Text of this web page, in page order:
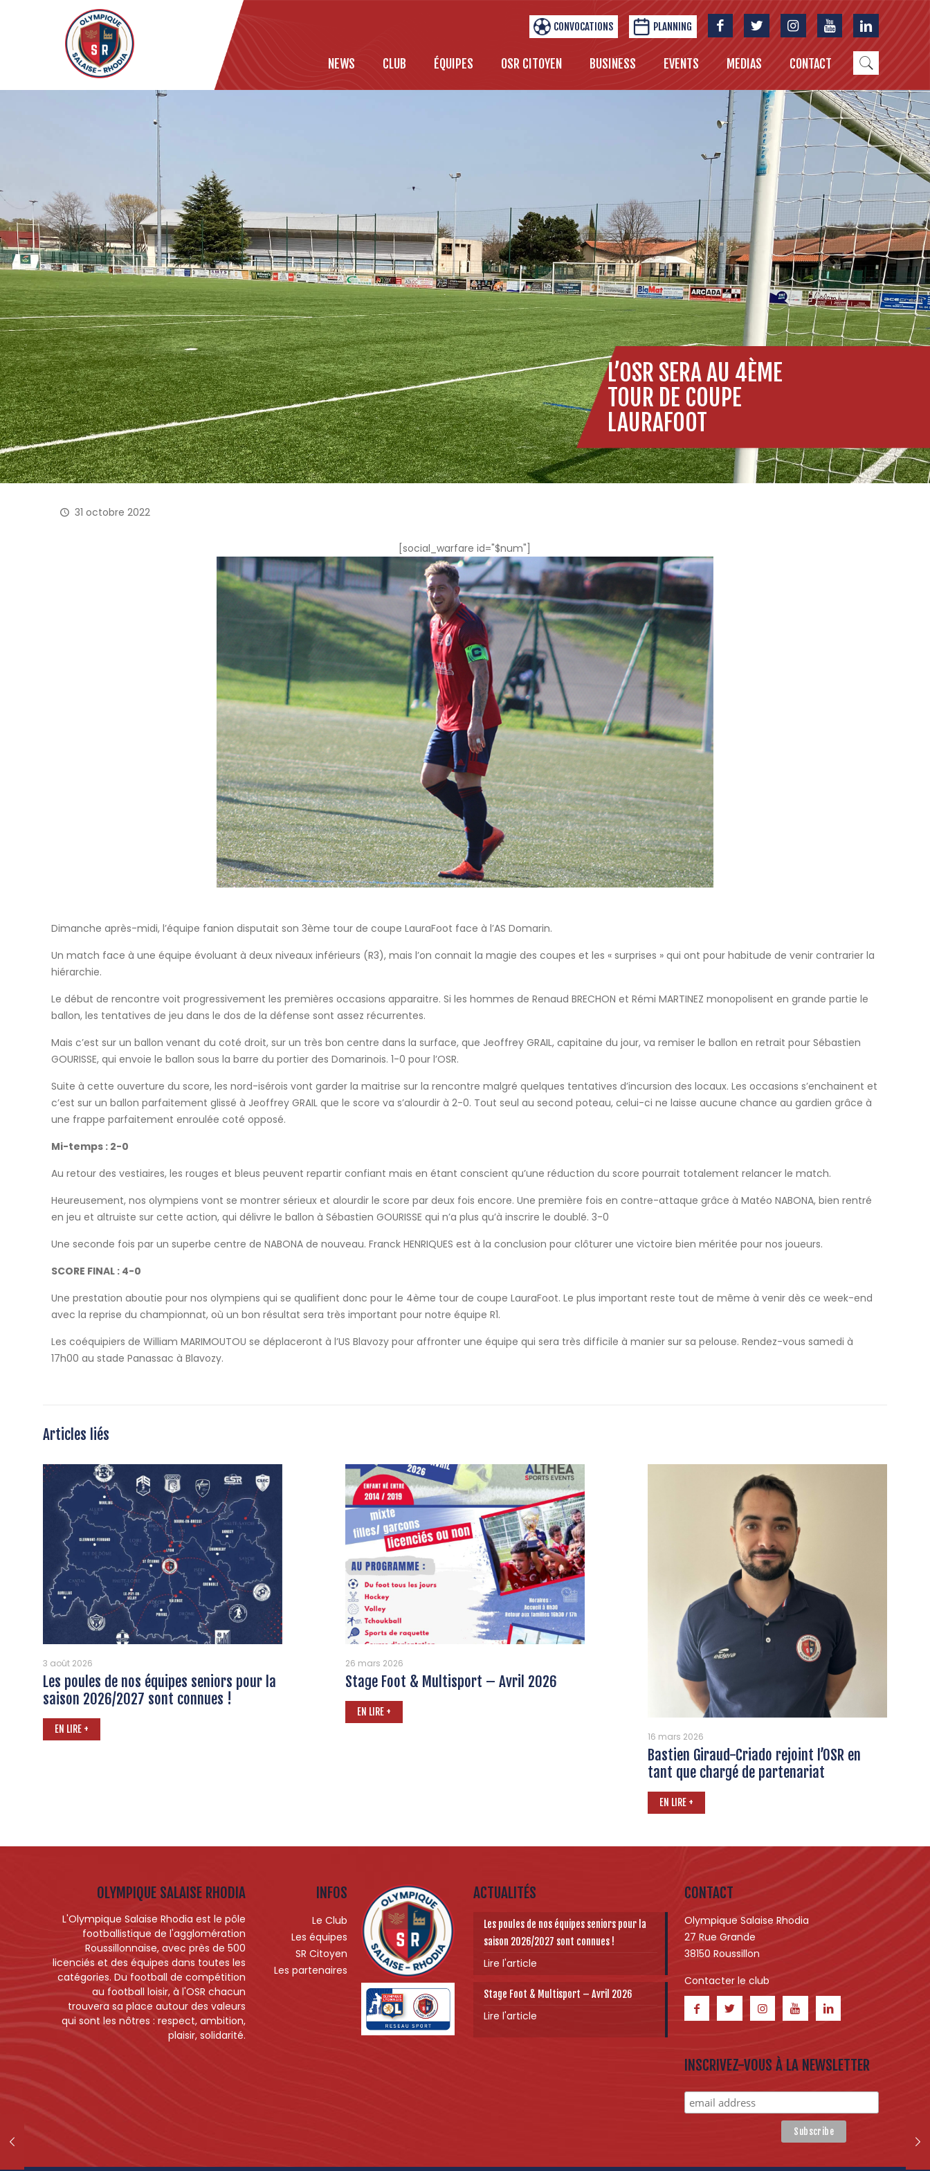
CONVOCATIONS PLANNING
NEWS CLUB ÉQUIPES OSR CITOYEN BUSINESS EVENTS MEDIAS CONTACT
L’OSR SERA AU 4ÈME
TOUR DE COUPE
LAURAFOOT
31 octobre 2022
[social_warfare id="$num"]
Dimanche après-midi, l’équipe fanion disputait son 3ème tour de coupe LauraFoot face à l’AS Domarin.
Un match face à une équipe évoluant à deux niveaux inférieurs (R3), mais l’on connait la magie des coupes et les « surprises » qui ont pour habitude de venir contrarier la
hiérarchie.
Le début de rencontre voit progressivement les premières occasions apparaitre. Si les hommes de Renaud BRECHON et Rémi MARTINEZ monopolisent en grande partie le
ballon, les tentatives de jeu dans le dos de la défense sont assez récurrentes.
Mais c’est sur un ballon venant du coté droit, sur un très bon centre dans la surface, que Jeoffrey GRAIL, capitaine du jour, va remiser le ballon en retrait pour Sébastien
GOURISSE, qui envoie le ballon sous la barre du portier des Domarinois. 1-0 pour l’OSR.
Suite à cette ouverture du score, les nord-isérois vont garder la maitrise sur la rencontre malgré quelques tentatives d’incursion des locaux. Les occasions s’enchainent et
c’est sur un ballon parfaitement glissé à Jeoffrey GRAIL que le score va s’alourdir à 2-0. Tout seul au second poteau, celui-ci ne laisse aucune chance au gardien grâce à
une frappe parfaitement enroulée coté opposé.
Mi-temps : 2-0
Au retour des vestiaires, les rouges et bleus peuvent repartir confiant mais en étant conscient qu’une réduction du score pourrait totalement relancer le match.
Heureusement, nos olympiens vont se montrer sérieux et alourdir le score par deux fois encore. Une première fois en contre-attaque grâce à Matéo NABONA, bien rentré
en jeu et altruiste sur cette action, qui délivre le ballon à Sébastien GOURISSE qui n’a plus qu’à inscrire le doublé. 3-0
Une seconde fois par un superbe centre de NABONA de nouveau. Franck HENRIQUES est à la conclusion pour clôturer une victoire bien méritée pour nos joueurs.
SCORE FINAL : 4-0
Une prestation aboutie pour nos olympiens qui se qualifient donc pour le 4ème tour de coupe LauraFoot. Le plus important reste tout de même à venir dès ce week-end
avec la reprise du championnat, où un bon résultat sera très important pour notre équipe R1.
Les coéquipiers de William MARIMOUTOU se déplaceront à l’US Blavozy pour affronter une équipe qui sera très difficile à manier sur sa pelouse. Rendez-vous samedi à
17h00 au stade Panassac à Blavozy.
Articles liés
3 août 2026
Les poules de nos équipes seniors pour la
saison 2026/2027 sont connues !
EN LIRE +
26 mars 2026
Stage Foot & Multisport – Avril 2026
EN LIRE +
16 mars 2026
Bastien Giraud-Criado rejoint l’OSR en
tant que chargé de partenariat
EN LIRE +
OLYMPIQUE SALAISE RHODIA
L'Olympique Salaise Rhodia est le pôle
footballistique de l'agglomération
Roussillonnaise, avec près de 500
licenciés et des équipes dans toutes les
catégories. Du football de compétition
au football loisir, à l'OSR chacun
trouvera sa place autour des valeurs
qui sont les nôtres : respect, ambition,
plaisir, solidarité.
INFOS
Le Club
Les équipes
SR Citoyen
Les partenaires
ACTUALITÉS
Les poules de nos équipes seniors pour la
saison 2026/2027 sont connues !
Lire l'article
Stage Foot & Multisport – Avril 2026
Lire l'article
CONTACT
Olympique Salaise Rhodia
27 Rue Grande
38150 Roussillon
Contacter le club
INSCRIVEZ-VOUS À LA NEWSLETTER